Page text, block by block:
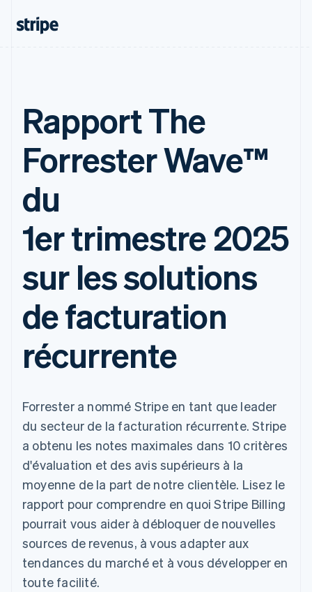
Rapport The
Forrester Wave™
du
1er trimestre 2025
sur les solutions
de facturation
récurrente
Forrester a nommé Stripe en tant que leader
du secteur de la facturation récurrente. Stripe
a obtenu les notes maximales dans 10 critères
d'évaluation et des avis supérieurs à la
moyenne de la part de notre clientèle. Lisez le
rapport pour comprendre en quoi Stripe Billing
pourrait vous aider à débloquer de nouvelles
sources de revenus, à vous adapter aux
tendances du marché et à vous développer en
toute facilité.